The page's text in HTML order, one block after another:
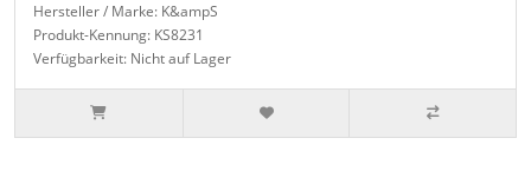
Hersteller / Marke: K&ampS
Produkt-Kennung: KS8231
Verfügbarkeit: Nicht auf Lager